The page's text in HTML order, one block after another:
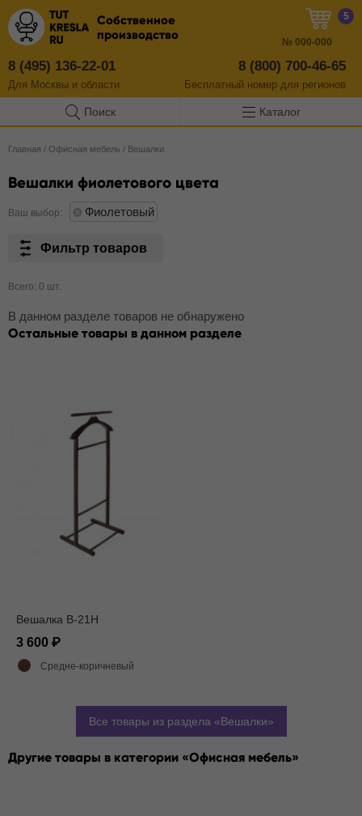
Собственное
производство
8 (495) 136-22-01
Для Москвы и области
8 (800) 700-46-65
Бесплатный номер для регионов
5
№ 000-000
Поиск Каталог
Главная / Офисная мебель / Вешалки
Вешалки фиолетового цвета
Ваш выбор: Фиолетовый
Фильтр товаров
Всего: 0 шт.
В данном разделе товаров не обнаружено
Остальные товары в данном разделе
Вешалка В-21Н
3 600
Средне-коричневый
Все товары из раздела Вешалки
Другие товары в категории Офисная мебель